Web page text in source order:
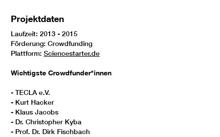
Projektdaten
Laufzeit: 2013 - 2015
Förderung: Crowdfunding
Plattform: Sciencestarter.de
Wichtigste Crowdfunder*innen
- TECLA e.V.
- Kurt Hacker
- Klaus Jacobs
- Dr. Christopher Kyba
- Prof. Dr. Dirk Fischbach